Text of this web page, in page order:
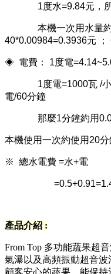
1度水=9.84元，所
本機一次用水量約
40*0.00984=0.3936元
◈ 電費： 1度電
1度電=1000瓦 /小
電/60分鐘
那麼1分鐘約用0.011
本機使用一次約使用20
※ 總水電費 =水+電
=0.5+0.91=1.41
產品介紹 :
From Top 多功能蔬果超
氣瀑以及高頻振動超音
顧客安心的蔬果，能保